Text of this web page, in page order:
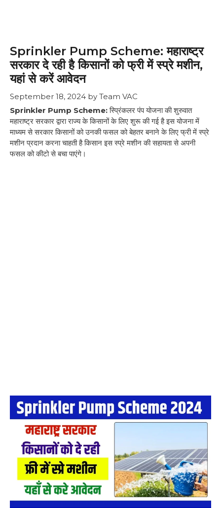
Sprinkler Pump Scheme: महाराष्ट्र
सरकार दे रही है किसानों को फ्री में स्प्रे मशीन,
यहां से करें आवेदन
September 18, 2024 by Team VAC
Sprinkler Pump Scheme:स्प्रिंकलर पंप योजना की शुरुवात
महाराष्ट्र सरकार द्वारा राज्य के किसानों के लिए शुरू की गई है इस योजना में
माध्यम से सरकार किसानों को उनकी फसल को बेहतर बनाने के लिए फ्री में स्प्रे
मशीन प्रदान करना चाहती है किसान इस स्प्रे मशीन की सहायता से अपनी
फसल को कीटो से बचा पाएंगे।